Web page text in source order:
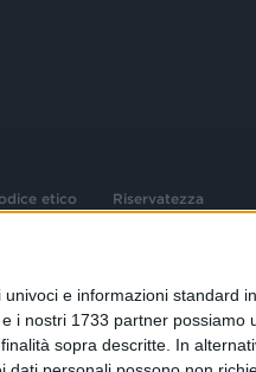
e informazioni standard
i nostri 1733 partner possiamo
sopra descritte. In
etico Riservatezza
Monzese (Mi) |Tel. +39 02